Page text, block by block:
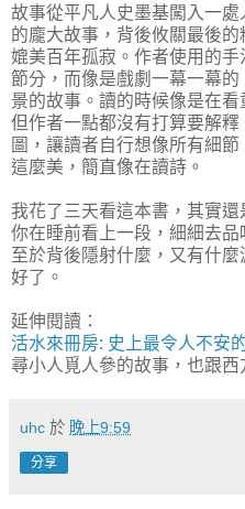
故事從平凡人史墨基闖入一
的龐大故事，背後攸關最後
媲美百年孤寂。作者使用的
節分，而像是戲劇一幕一幕
景的故事。讀的時候像是在
但作者一點都沒有打算要解
圖，讓讀者自行想像所有細
這麼美，簡直像在讀詩。
我花了三天看這本書，其實
你在睡前看上一段，細細去
至於背後隱射什麼，又有什
好了。
延伸閱讀：
活水來冊房: 史上最令人不安
尋小人覓人參的故事，也跟西
uhc 於 晚上9:59
分享